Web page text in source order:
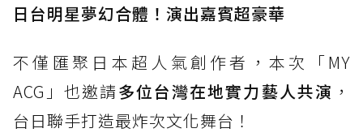
日台明星夢幻合體！演出嘉賓超豪華
不僅匯聚日本超人氣創作者，本次「MY
ACG」也邀請多位台灣在地實力藝人共演 ，
台日聯手打造最炸次文化舞台！